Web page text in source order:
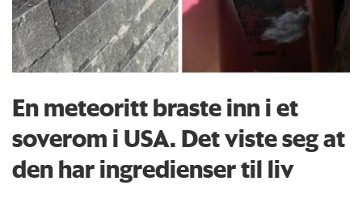
En meteoritt braste inn i et
soverom i USA. Det viste seg at
den har ingredienser til liv